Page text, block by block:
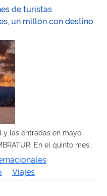
de turistas
un millón con destino
y las entradas en mayo
En el quinto mes
lo que supone un 37,4
pasado
Viajes